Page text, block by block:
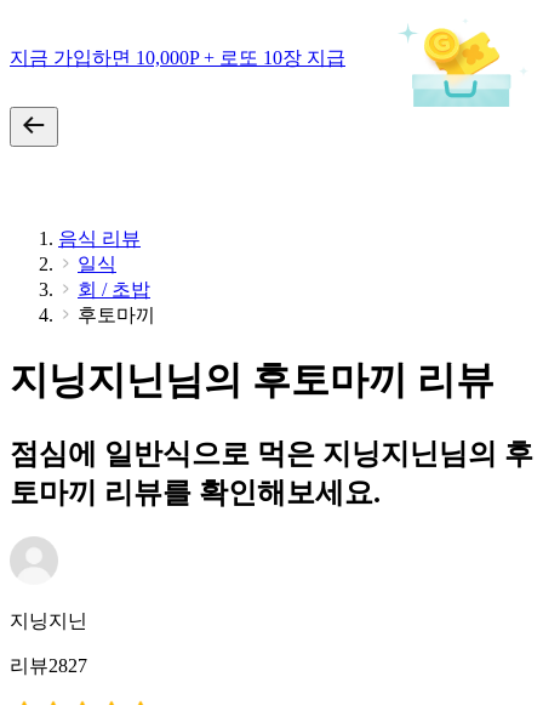
지금 가입하면 10,000P + 로또 10장 지급
음식 리뷰
일식
회 / 초밥
후토마끼
지닝지닌님의 후토마끼 리뷰
점심에 일반식으로 먹은 지닝지닌님의 후
토마끼 리뷰를 확인해보세요.
지닝지닌
리뷰2827